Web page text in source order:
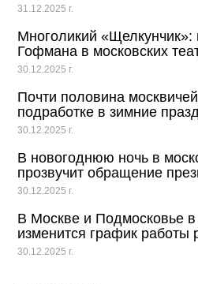
31.12.2025 г.
Многоликий «Щелкунчик»:
Гофмана в московских
30.12.2025 г.
Почти половина
подработке в зимние
30.12.2025 г.
В новогоднюю ночь в
прозвучит обращение
30.12.2025 г.
В Москве и Подмосковье в
изменится график работы
30.12.2025 г.